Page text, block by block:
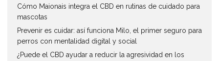
Cómo Maionais integra el CBD en rutinas de cuidado para
mascotas
Prevenir es cuidar: así funciona Milo, el primer seguro para
perros con mentalidad digital y social
¿Puede el CBD ayudar a reducir la agresividad en los